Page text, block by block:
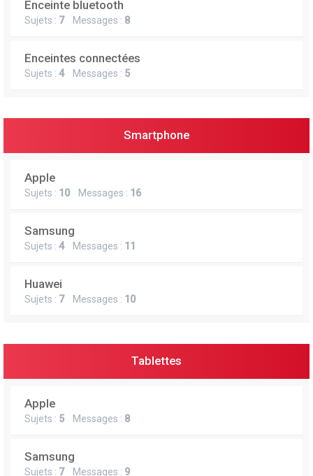
Enceinte bluetooth
Sujets : 7Messages : 8
Enceintes connectées
Sujets : 4Messages : 5
Smartphone
Apple
Sujets : 10 Messages : 16
Samsung
Sujets : 4Messages : 11
Huawei
Sujets : 7Messages : 10
Tablettes
Apple
Sujets : 5 Messages : 8
Samsung
Sujets : 7Messages : 9